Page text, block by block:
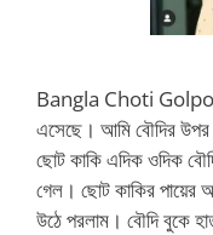
Bangla Choti Golpo
এসেছে। আমি বৌদির উপর
ছোট কাকি এদিক ওদিক
গেল। ছোট কাকির পায়ের
উঠে পরলাম। বৌদি বুকে